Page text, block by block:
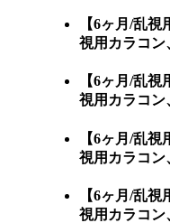
【6ヶ月/乱
視用カラコン
【6ヶ月/乱
視用カラコン
【6ヶ月/乱
視用カラコン
【6ヶ月/乱
視用カラコン